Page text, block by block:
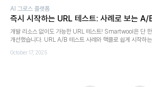
AI 그로스 플랫폼
즉시 시작하는 URL 테스트: 사례로 보는 A/
개발 리소스 없이도 가능한 URL 테스트! Smartwool은 단 한
개선했습니다. URL A/B 테스트 사례와 핵클로 쉽게 시작하는
October 17, 2025